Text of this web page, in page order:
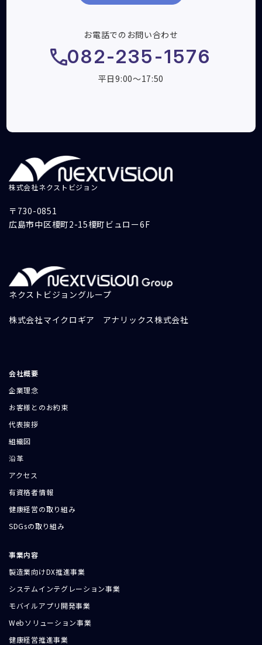
お電話でのお問い合わせ
082-235-1576
平日9:00～17:50
株式会社ネクストビジョン
〒730-0851
広島市中区榎町2-15榎町ビュロー6F
ネクストビジョングループ
株式会社マイクロギア アナリックス株式会社
会社概要
企業理念
お客様とのお約束
代表挨拶
組織図
沿革
アクセス
有資格者情報
健康経営の取り組み
SDGsの取り組み
事業内容
製造業向けDX推進事業
システムインテグレーション事業
モバイルアプリ開発事業
Webソリューション事業
健康経営推進事業